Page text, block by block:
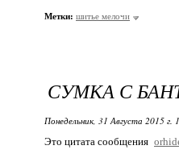
Метки: шитье мелочи
СУМКА С
Понедельник, 31 Августа 2015 г.
Это цитата сообщения